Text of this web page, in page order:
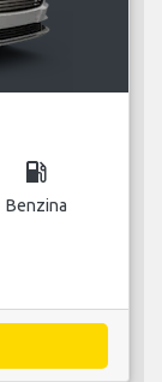
local_gas_station
Benzina